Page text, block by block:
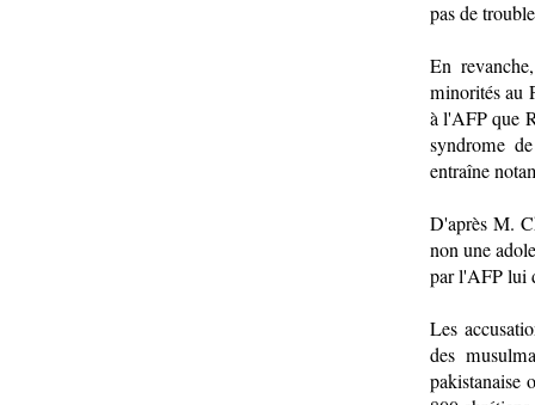
pas de
En
minorités au
à l'AFP que
syndrome
entraîne
D'après M.
non une
par l'AFP lui
Les
des
pakistanaise